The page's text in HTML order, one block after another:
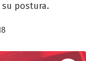
su postura.